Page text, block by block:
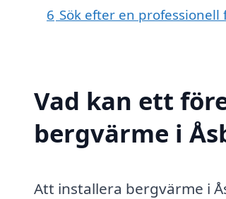
6 Sök efter en
Vad kan ett
bergvärme i
Att installera bergvärme i